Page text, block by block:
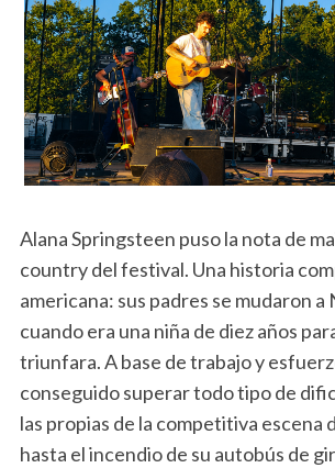
Alana Springsteen puso la nota de
country del festival. Una historia
americana: sus padres se mudaron a
cuando era una niña de diez años
triunfara. A base de trabajo y
conseguido superar todo tipo de
las propias de la competitiva escena
hasta el incendio de su autobús de